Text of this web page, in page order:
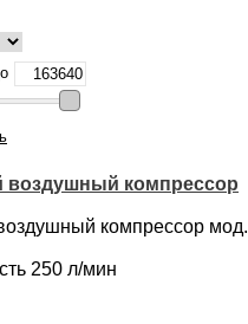
воздушный компрессор
компрессор мод.
250 л/мин